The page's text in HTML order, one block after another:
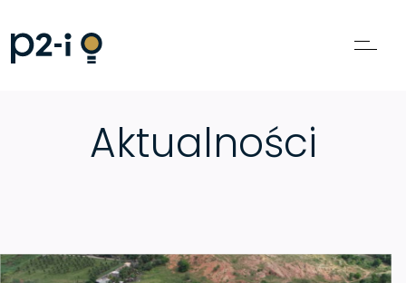
Aktualności